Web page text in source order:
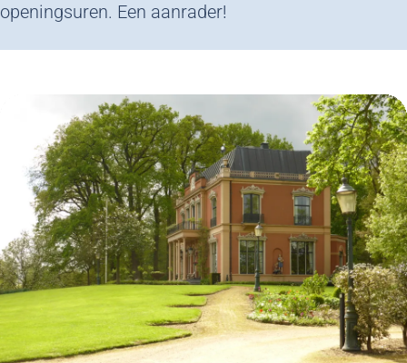
openingsuren. Een aanrader!